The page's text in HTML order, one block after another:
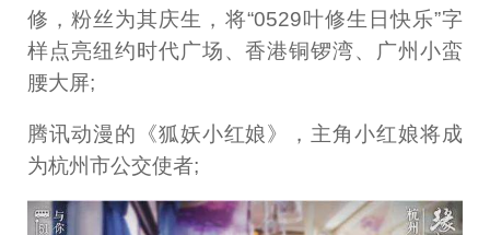
修，粉丝为其庆生，将“0529叶修生日快乐”字
样点亮纽约时代广场、香港铜锣湾、广州小蛮
腰大屏;
腾讯动漫的《狐妖小红娘》，主角小红娘将成
为杭州市公交使者;